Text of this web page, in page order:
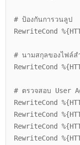
# ป้องกันการวนลูป
RewriteCond
# นามสกุลของไฟล์
RewriteCond
# ตรวจสอบ User
RewriteCond
RewriteCond
RewriteCond
RewriteCond